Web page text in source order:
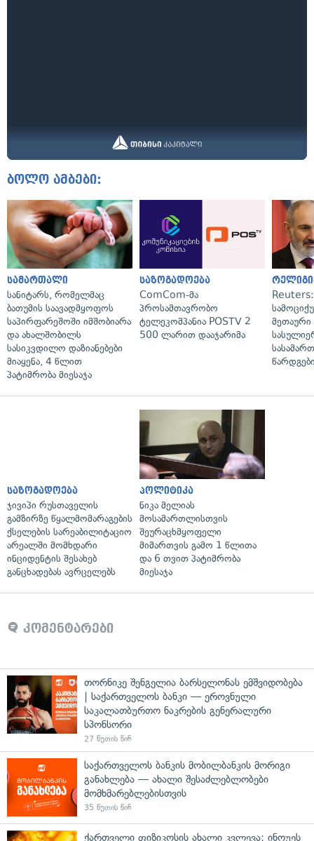
ბოლო ამბები:
სამართალი
სანიტარს, რომელმაც
ბათუმის საავადმყოფოს
საპირფარეშოში იმშობიარა
და ახალშობილს
სასიკვდილო დაზიანებები
მიაყენა, 4 წლით
პატიმრობა მიესაჯა
საზოგადოება
ComCom-მა
პროსამთავრობო
ტელეკომპანია POSTV 2
500 ლარით დააჯარიმა
მეთაური
საზოგადოება
ჯივიპი რუსთაველის
გამზირზე წყალმომარაგების
ქსელების სარეაბილიტაციო
არეალში მომხდარი
ინციდენტის შესახებ
განცხადებას ავრცელებს
პოლიტიკა
ნიკა მელიას
მოსამართლისთვის
შეურაცხმყოფელი
მიმართვის გამო 1 წლითა
და 6 თვით პატიმრობა
მიესაჯა
კომენტარები
თორნიკე შენგელია ბარსელონას ემშვიდობება
| საქართველოს ბანკი — ეროვნული
საკალათბურთო ნაკრების გენერალური
სპონსორი
27 წუთის წინ
საქართველოს ბანკის მობილბანკის მორიგი
განახლება — ახალი შესაძლებლობები
მომხმარებლებისთვის
35 წუთის წინ
ქართველი ფიზიკოსის ახალი კვლევა: ინოუეს